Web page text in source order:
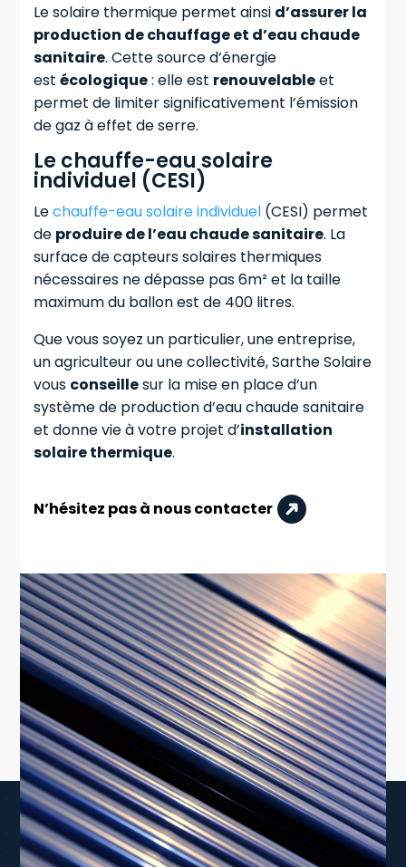
Le solaire thermique permet ainsi d’assurer la
production de chauffage et d’eau chaude
sanitaire. Cette source d’énergie
est écologique: elle est renouvelableet
permet de limiter significativement l’émission
de gaz à effet de serre.
Le chauffe-eau solaire
individuel (CESI)
Lechauffe-eau solaire individuel (CESI) permet
de produire de l’eau chaude sanitaire. La
surface de capteurs solaires thermiques
nécessaires ne dépasse pas 6m² et la taille
maximum du ballon est de 400 litres.
Que vous soyez un particulier, une entreprise,
un agriculteur ou une collectivité, Sarthe Solaire
vous conseillesur la mise en place d’un
système de production d’eau chaude sanitaire
et donne vie à votre projet d’installation
solaire thermique.
N’hésitez pas à nous contacter